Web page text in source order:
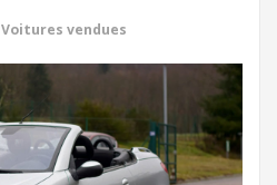
Voitures vendues